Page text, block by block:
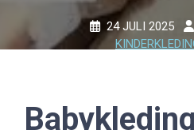
24 JULI 2025